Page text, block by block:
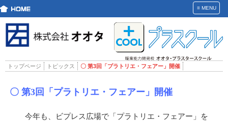
≡MENU
トップページ トピックス 〇 第3回「プラトリエ・フェアー」開催
〇 第3回「プラトリエ・フェアー」開催
今年も、ビプレス広場で「プラトリエ・フェアー」を